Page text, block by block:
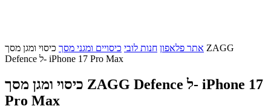
אתר פלאפון חנות לובי כיסויים ומגני מסך כיסוי ומגן מסך ZAGG
Defence ל- iPhone 17 Pro Max
כיסוי ומגן מסך ZAGG Defence ל- iPhone 17
Pro Max